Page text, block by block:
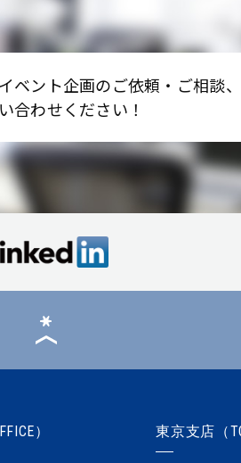
ベント企画のご依頼・ご相談、
合わせください！
） 東京支店（